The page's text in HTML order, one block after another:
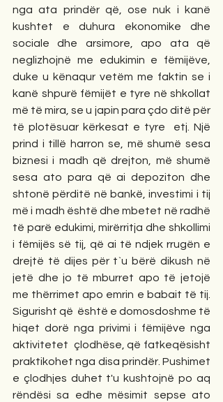
nga ata prindër që, ose nuk i kanë
kushtet e duhura ekonomike dhe
sociale dhe arsimore, apo ata që
neglizhojnë me edukimin e fëmijëve,
duke u kënaqur vetëm me faktin se i
kanë shpurë fëmijët e tyre në shkollat
më të mira, se u japin para çdo ditë për
të plotësuar kërkesat e tyre  etj. Një
prind i tillë harron se, më shumë sesa
biznesi i madh që drejton, më shumë
sesa ato para që ai depoziton dhe
shtonë përditë në bankë, investimi i tij
më i madh është dhe mbetet në radhë
të parë edukimi, mirërritja dhe shkollimi
i fëmijës së tij, që ai të ndjek rrugën e
drejtë të dijes për t`u bërë dikush në
jetë dhe jo të mburret apo të jetojë
me thërrimet apo emrin e babait të tij.
Sigurisht që  është e domosdoshme të
hiqet dorë nga privimi i fëmijëve nga
aktivitetet  çlodhëse, që fatkeqësisht
praktikohet nga disa prindër. Pushimet
e çlodhjes duhet t'u kushtojnë po aq
rëndësi sa edhe mësimit sepse ato